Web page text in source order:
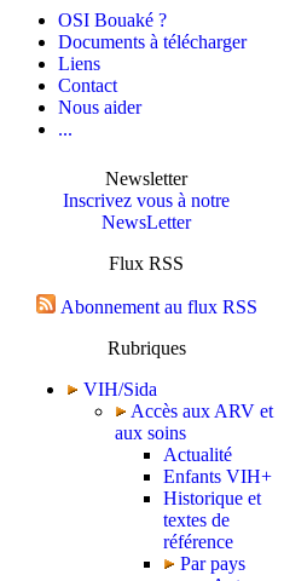
OSI Bouaké ?
Documents à télécharger
Liens
Contact
Nous aider
...
Newsletter
Inscrivez vous à notre
NewsLetter
Flux RSS
Abonnement au flux RSS
Rubriques
VIH/Sida
Accès aux ARV et
aux soins
Actualité
Enfants VIH+
Historique et
textes de
référence
Par pays